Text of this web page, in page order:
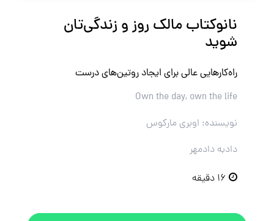
نانوکتاب مالک روز و زندگی‌تان
شوید
راه‌کارهایی عالی برای ایجاد روتین‌های درست
Own the day, own the life
نویسنده: اوبری مارکوس
دادبه دادمهر